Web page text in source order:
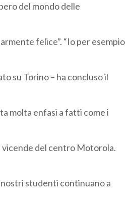
del mondo delle
felice”. “Io per esempio
su Torino – ha concluso il
molta enfasi a fatti come i
vicende del centro Motorola.
studenti continuano a